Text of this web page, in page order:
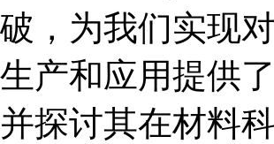
破，为我们实现
生产和应用提供
并探讨其在材料